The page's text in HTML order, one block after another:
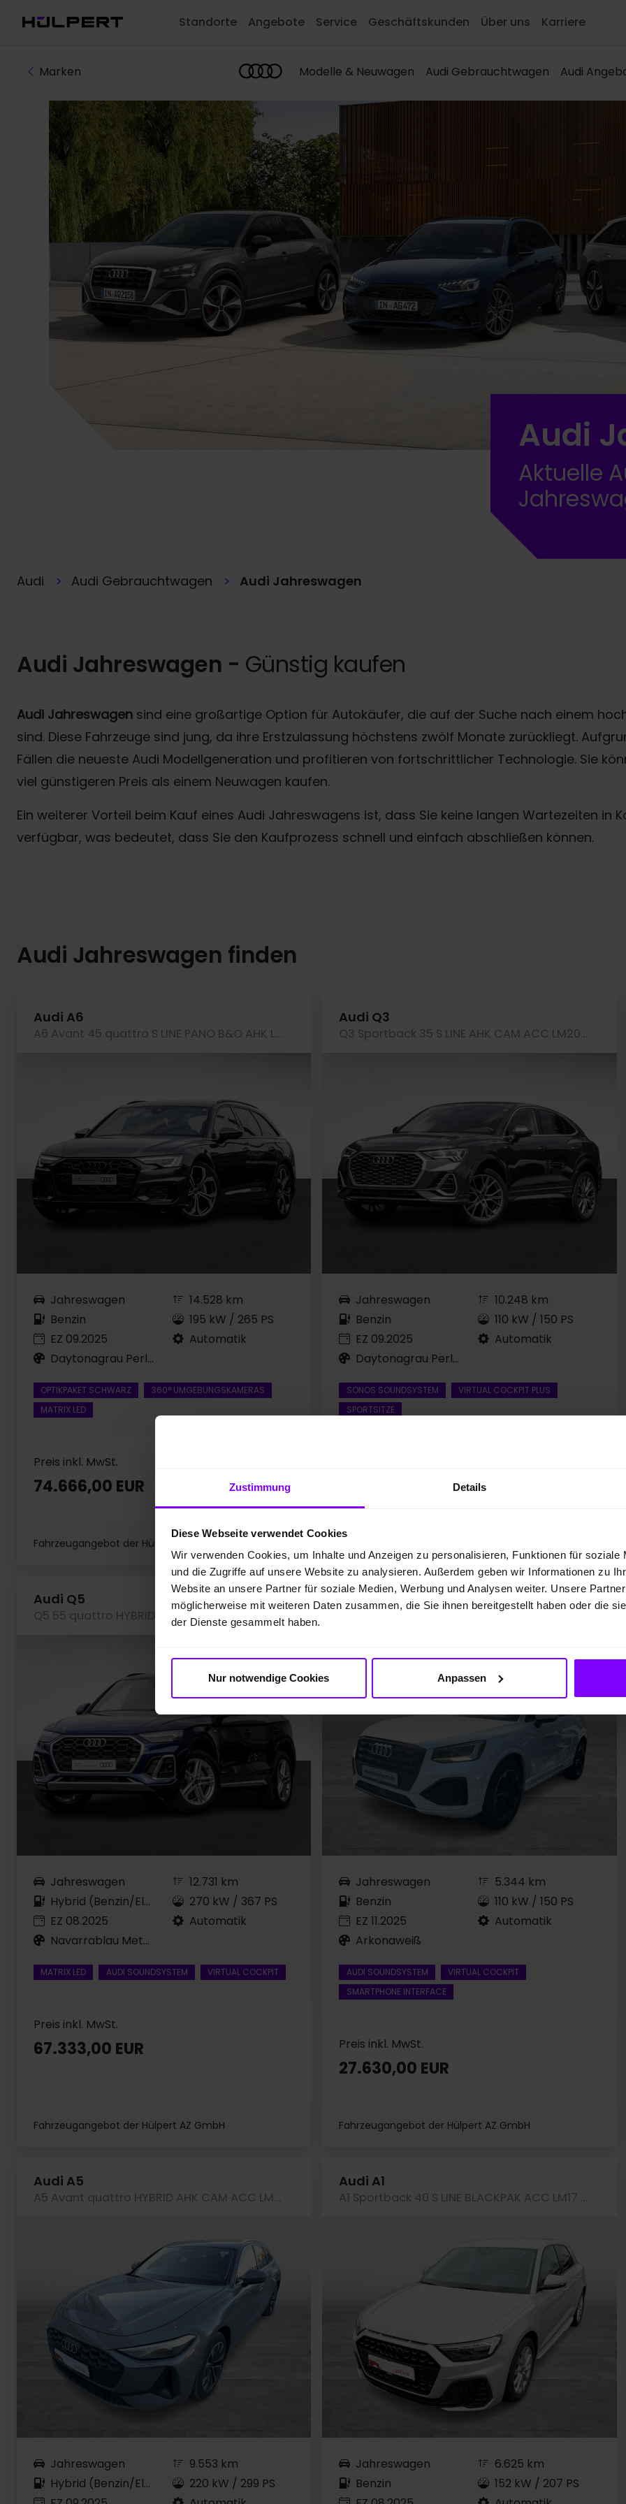
Zustimmung Details
Diese Webseite verwendet Cookies
Wir verwenden Cookies, um Inhalte und Anzeigen zu personalisieren, Funktionen für soziale
und die Zugriffe auf unsere Website zu analysieren. Außerdem geben wir Informationen zu
Website an unsere Partner für soziale Medien, Werbung und Analysen weiter. Unsere
möglicherweise mit weiteren Daten zusammen, die Sie ihnen bereitgestellt haben oder die
der Dienste gesammelt haben.
Nur notwendige Cookies Anpassen
Standorte Angebote Service Geschäftskunden Über uns Karriere
Marken Modelle & Neuwagen Audi Gebrauchtwagen Audi
Audi
Aktuelle
Audi Audi Gebrauchtwagen Audi Jahreswagen
Audi Jahreswagen - Günstig kaufen
Audi Jahreswagen sind eine großartige Option für Autokäufer, die auf der Suche nach einem
sind. Diese Fahrzeuge sind jung, da ihre Erstzulassung höchstens zwölf Monate zurückliegt.
Fällen die neueste Audi Modellgeneration und profitieren von fortschrittlicher Technologie. Sie
viel günstigeren Preis als einem Neuwagen kaufen.
Ein weiterer Vorteil beim Kauf eines Audi Jahreswagens ist, dass Sie keine langen Wartezeiten in
verfügbar, was bedeutet, dass Sie den Kaufprozess schnell und einfach abschließen können.
Audi Jahreswagen finden
Audi A6
A6 Avant 45 quattro S LINE PANO B&O AHK LM21
Jahreswagen
Benzin
EZ 09.2025
Daytonagrau Perleffekt
14.528 km
195 kW / 265 PS
Automatik
OPTIKPAKET SCHWARZ
360° UMGEBUNGSKAMERAS
MATRIX LED
Preis inkl. MwSt.
74.666,00 EUR
Fahrzeugangebot der Hülpert AZ GmbH
Audi Q3
Q3 Sportback 35 S LINE AHK CAM ACC LM20 E-KLAPPE
Jahreswagen
Benzin
EZ 09.2025
Daytonagrau Perleffekt
10.248 km
110 kW / 150 PS
Automatik
SONOS SOUNDSYSTEM
VIRTUAL COCKPIT PLUS
SPORTSITZE
Audi Q5
Q5 55 quattro HYBRID S LINE CAM LM19 EKLAPPE NAVI+
Jahreswagen
Hybrid (Benzin/Elektro)
EZ 08.2025
Navarrablau Metallic
12.731 km
270 kW / 367 PS
Automatik
MATRIX LED AUDI SOUNDSYSTEM VIRTUAL COCKPIT
Preis inkl. MwSt.
67.333,00 EUR
Fahrzeugangebot der Hülpert AZ GmbH
Jahreswagen
Benzin
EZ 11.2025
Arkonaweiß
5.344 km
110 kW / 150 PS
Automatik
AUDI SOUNDSYSTEM
VIRTUAL COCKPIT
SMARTPHONE INTERFACE
Preis inkl. MwSt.
27.630,00 EUR
Fahrzeugangebot der Hülpert AZ GmbH
Audi A5
A5 Avant quattro HYBRID AHK CAM ACC LM18 EKLAPPE
Jahreswagen
Hybrid (Benzin/Elektro)
9.553 km
220 kW / 299 PS
Audi A1
A1 Sportback 40 S LINE BLACKPAK ACC LM17 NAVI+
Jahreswagen
Benzin
6.625 km
152 kW / 207 PS